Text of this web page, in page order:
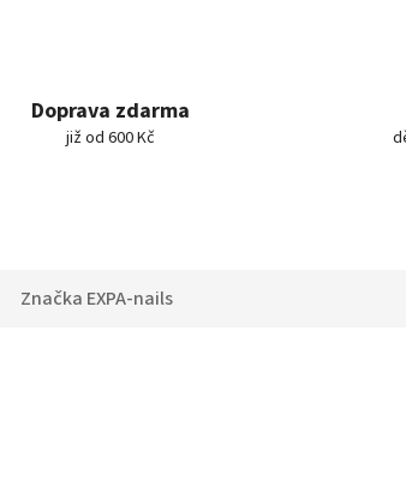
Doprava zdarma
již od 600 Kč
Značka EXPA-nails